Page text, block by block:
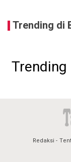
Trending di
Trending
Redaksi